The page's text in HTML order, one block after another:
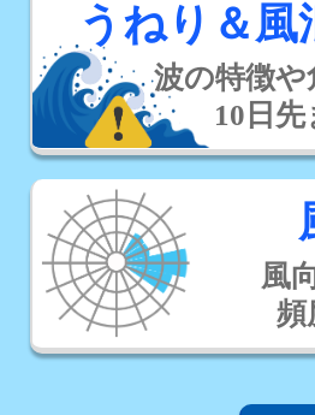
うねり＆風
波の特徴や
10日
風
頻